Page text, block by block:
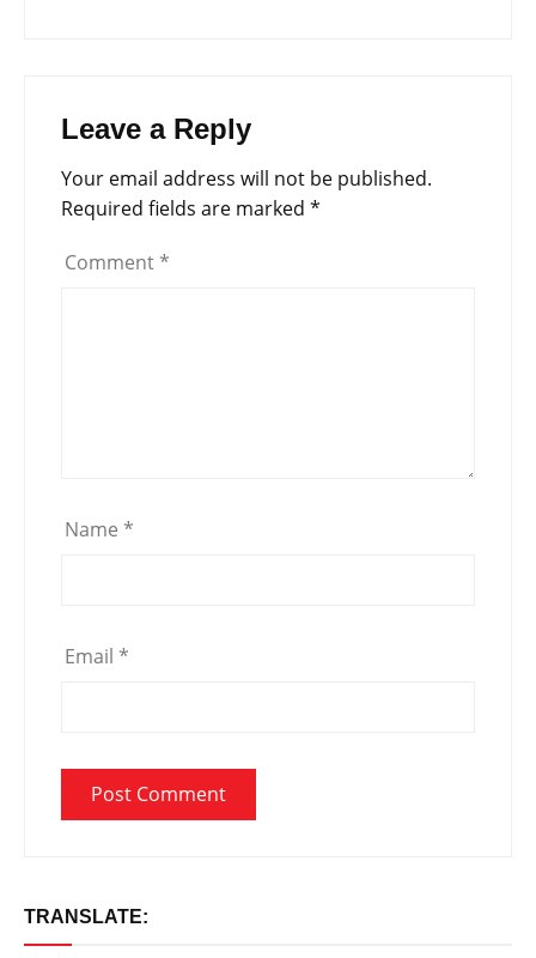
Leave a Reply
Your email address will not be published.
Required fields are marked *
Comment *
Name *
Email *
TRANSLATE: